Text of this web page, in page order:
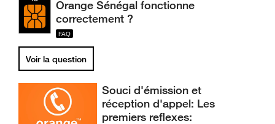
Orange Sénégal fonctionne
correctement ?
Voir la question
Souci d'émission et
réception d'appel: Les
premiers reflexes: